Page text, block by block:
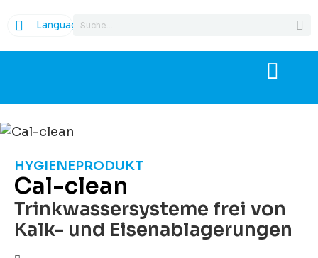
Language
HYGIENEPRODUKT
Cal-clean
Trinkwassersysteme frei von
Kalk- und Eisenablagerungen